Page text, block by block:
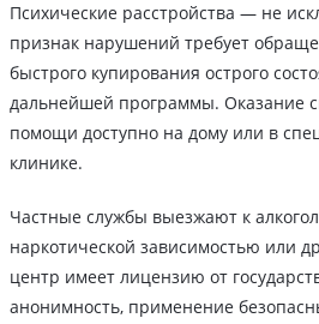
Психические расстройства — не
признак нарушений требует
быстрого купирования острого
дальнейшей программы. Оказание
помощи доступно на дому или в
клинике.
Частные службы выезжают к
наркотической зависимостью или
центр имеет лицензию от
анонимность, применение